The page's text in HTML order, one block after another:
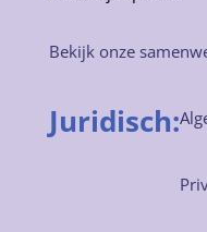
Bekijk onze
Juridisch: